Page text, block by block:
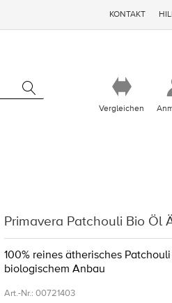
KONTAKT
Vergleichen
Primavera Patchouli Bio Öl
100% reines ätherisches
biologischem Anbau
Art.-Nr.: 00721403